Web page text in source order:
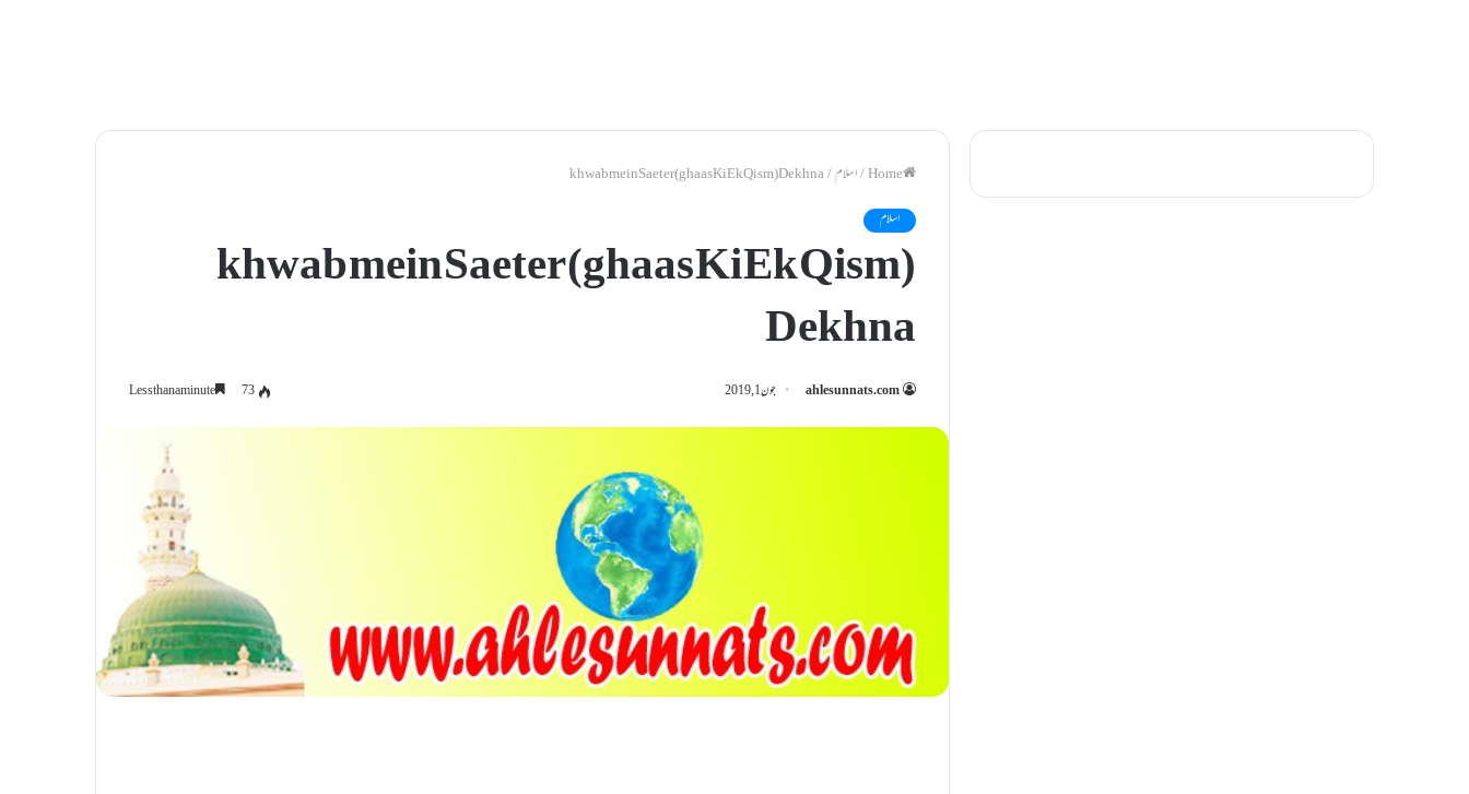
/اسلام/
khwab mein Saeter (ghaas Ki Ek Qism) Dekhna
اسلام
khwab mein Saeter (ghaas Ki Ek Qism)
Dekhna
ahlesunnats.com جون 1, 2019 73